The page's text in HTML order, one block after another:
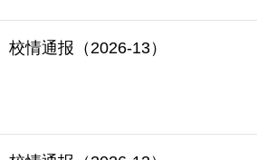
校情通报（2026-13）